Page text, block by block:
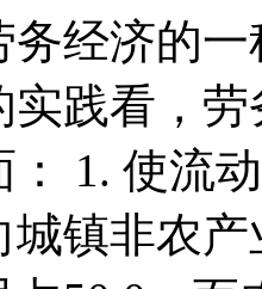
务经济的
实践看，
： 1. 使流
镇非农